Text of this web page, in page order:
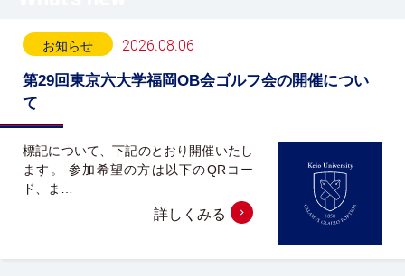
お知らせ 2026.08.06
第29回東京六大学福岡OB会ゴルフ会の開催につい
て
標記について、下記のとおり開催いたし
ます。 参加希望の方は以下のQRコー
ド、ま…
詳しくみる